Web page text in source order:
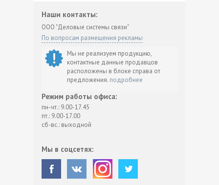
Наши контакты:
ООО "Деловые системы связи"
По вопросам размещения рекламы
Мы не реализуем продукцию,
контактные данные продавцов
расположены в блоке справа от
предложения. подробнее
Режим работы офиса:
пн-чт.: 9.00-17.45
пт.: 9.00-17.00
сб-вс.: выходной
Мы в соцсетях: